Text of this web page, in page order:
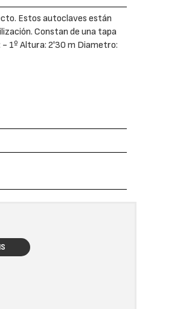
Estos autoclaves están
Constan de una tapa
1º Altura: 2'30 m Diametro: